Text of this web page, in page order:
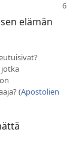
elämän
jotka
(Apostolien